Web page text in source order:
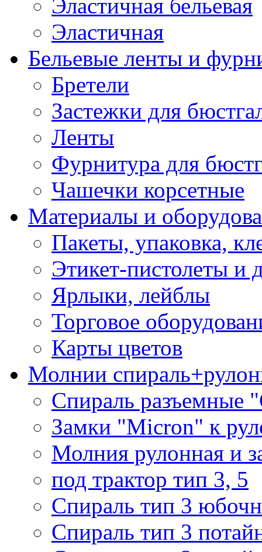
Эластичная бельевая
Эластичная
Бельевые ленты и
Бретели
Застежки для
Ленты
Фурнитура для
Чашечки корсетные
Материалы и
Пакеты, упаковка,
Этикет-пистолеты и
Ярлыки, лейблы
Торговое
Карты цветов
Молнии
Спираль разъемные
Замки "Micron" к
Молния рулонная и
под трактор тип 3, 5
Спираль тип 3
Спираль тип 3